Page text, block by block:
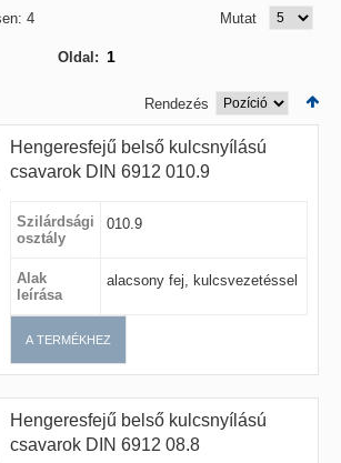
4 Mutat
Oldal: 1
Rendezés
Hengeresfejű belső kulcsnyílású
csavarok DIN 6912 010.9
Szilárdsági
osztály
010.9
Alak
leírása
alacsony fej, kulcsvezetéssel
A TERMÉKHEZ
Hengeresfejű belső kulcsnyílású
csavarok DIN 6912 08.8